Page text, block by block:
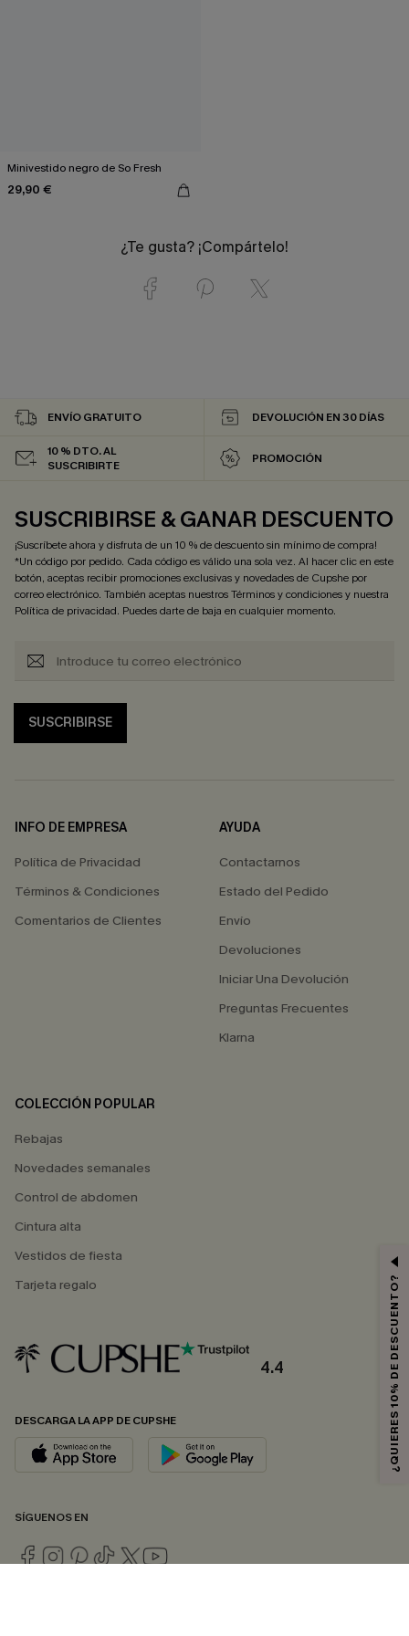
Minivestido negro de So Fresh
29,90 €
¿Te gusta? ¡Compártelo!
ENVÍO GRATUITO DEVOLUCIÓN EN 30 DÍAS
10 % DTO. AL
SUSCRIBIRTE
PROMOCIÓN
SUSCRIBIRSE & GANAR DESCUENTO
¡Suscríbete ahora y disfruta de un 10 % de descuento sin mínimo de compra!
*Un código por pedido. Cada código es válido una sola vez. Al hacer clic en este
botón, aceptas recibir promociones exclusivas y novedades de Cupshe por
correo electrónico. También aceptas nuestrosTérminos y condicionesy nuestra
Política de privacidad. Puedes darte de baja en cualquier momento.
SUSCRIBIRSE
INFO DE EMPRESA
Política de Privacidad
Términos & Condiciones
Comentarios de Clientes
AYUDA
Contactarnos
Estado del Pedido
Envío
Devoluciones
Iniciar Una Devolución
Preguntas Frecuentes
Klarna
COLECCIÓN POPULAR
Rebajas
Novedades semanales
Control de abdomen
Cintura alta
Vestidos de fiesta
Tarjeta regalo
4.4
DESCARGA LA APP DE CUPSHE
SÍGUENOS EN
¿QUIERES 10% DE DESCUENTO?